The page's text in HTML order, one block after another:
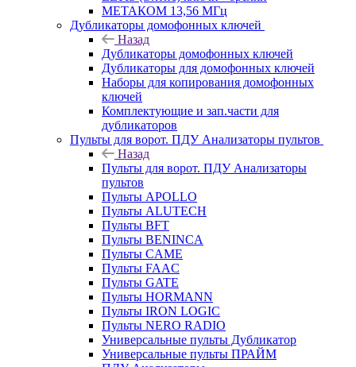
МЕТАКОМ 13,56 МГц
Дубликаторы домофонных ключей
Назад
Дубликаторы домофонных ключей
Дубликаторы для домофонных ключей
Наборы для копирования домофонных
ключей
Комплектующие и зап.части для
дубликаторов
Пульты для ворот. ПДУ Анализаторы пультов
Назад
Пульты для ворот. ПДУ Анализаторы
пультов
Пульты APOLLO
Пульты ALUTECH
Пульты BFT
Пульты BENINCA
Пульты CAME
Пульты FAAC
Пульты GATE
Пульты HORMANN
Пульты IRON LOGIC
Пульты NERO RADIO
Универсальные пульты Дубликатор
Универсальные пульты ПРАЙМ